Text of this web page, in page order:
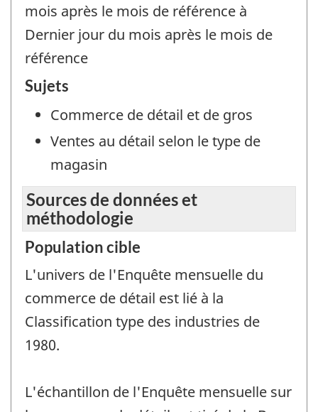
mois après le mois de référence à
Dernier jour du mois après le mois de
référence
Sujets
Commerce de détail et de gros
Ventes au détail selon le type de
magasin
Sources de données et
méthodologie
Population cible
L'univers de l'Enquête mensuelle du
commerce de détail est lié à la
Classification type des industries de
1980.
L'échantillon de l'Enquête mensuelle sur